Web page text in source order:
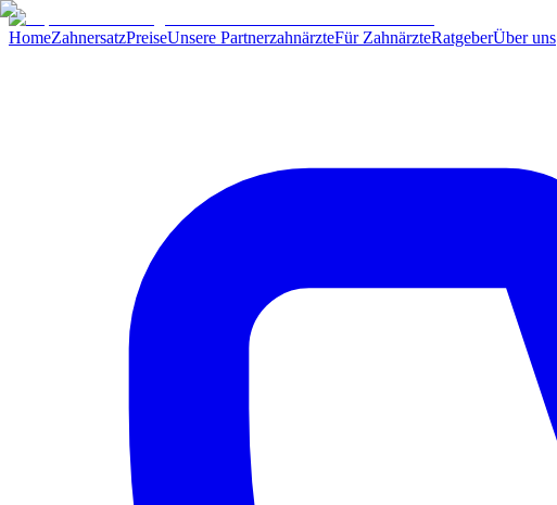
HomeZahnersatzPreiseUnsere PartnerzahnärzteFür ZahnärzteRatgeberÜber uns